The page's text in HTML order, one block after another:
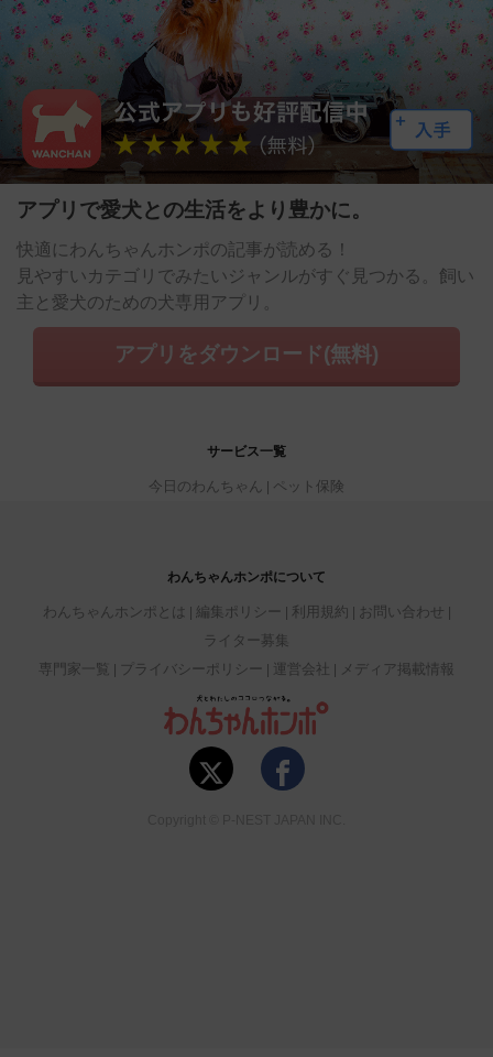
アプリで愛犬との生活をより豊かに。
快適にわんちゃんホンポの記事が読める！
見やすいカテゴリでみたいジャンルがすぐ見つかる。飼い
主と愛犬のための犬専用アプリ。
アプリをダウンロード(無料)
サービス一覧
今日のわんちゃん ペット保険
わんちゃんホンポについて
わんちゃんホンポとは 編集ポリシー 利用規約
お問い合わせ
ライター募集
専門家一覧
プライバシーポリシー 運営会社 メディア掲載情報